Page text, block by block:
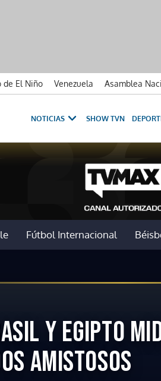
de El Niño Venezuela Asamblea
NOTICIAS SHOW TVN
Fútbol Internacional
Y EGIPTO
AMISTOSOS